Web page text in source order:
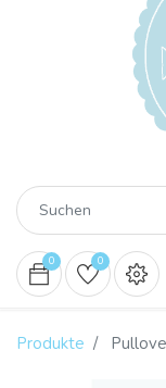
0 0
Produkte